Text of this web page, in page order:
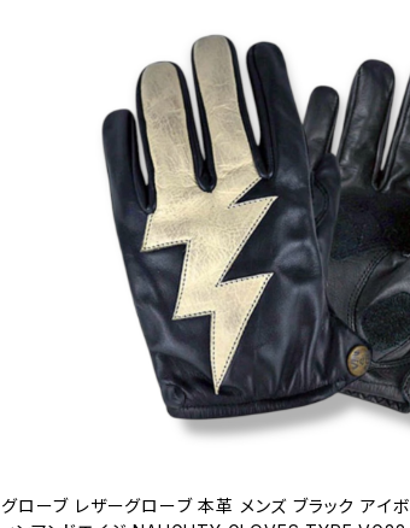
グローブ レザーグローブ 本革 メンズ ブラック アイ